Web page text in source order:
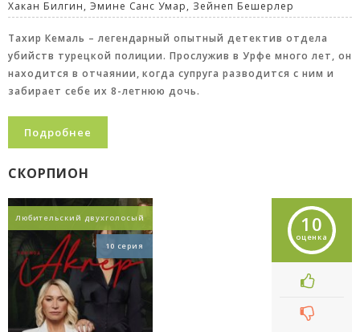
Хакан Билгин, Эмине Санс Умар, Зейнеп Бешерлер
Тахир Кемаль – легендарный опытный детектив отдела
убийств турецкой полиции. Прослужив в Урфе много лет, он
находится в отчаянии, когда супруга разводится с ним и
забирает себе их 8-летнюю дочь.
Подробнее
СКОРПИОН
Любительский двухголосый
10 серия
10
оценка